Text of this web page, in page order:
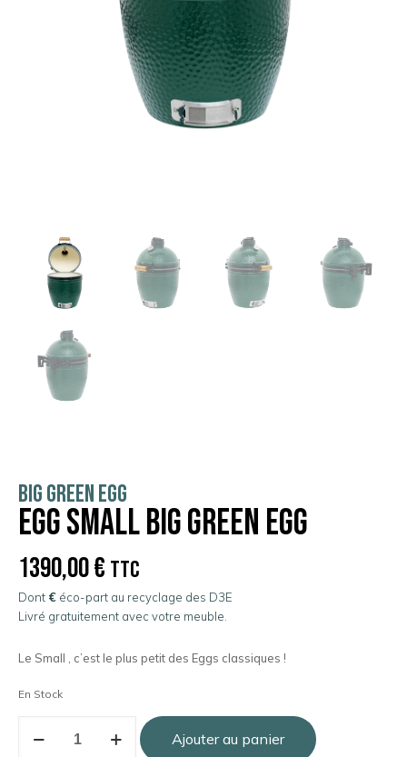
BIG GREEN EGG
EGG Small Big Green Egg
1390,00€ TTC
Dont € éco-part au recyclage des D3E
Livré gratuitement avec votre meuble.
Le Small , c’est le plus petit des Eggs classiques !
En Stock
Ajouter au panier